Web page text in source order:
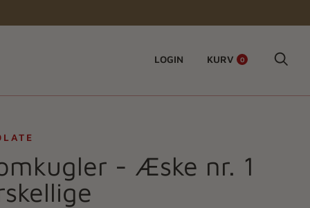
LOGIN KURV 0
- Æske nr. 1